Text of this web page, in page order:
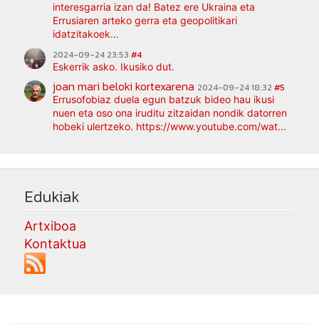
interesgarria izan da! Batez ere Ukraina eta
Errusiaren arteko gerra eta geopolitikari
idatzitakoek...
2024-09-24 23:53 #4
Eskerrik asko. Ikusiko dut.
joan mari beloki kortexarena 2024-09-24 18:32 #5
Errusofobiaz duela egun batzuk bideo hau ikusi
nuen eta oso ona iruditu zitzaidan nondik datorren
hobeki ulertzeko. https://www.youtube.com/wat...
Edukiak
Artxiboa
Kontaktua